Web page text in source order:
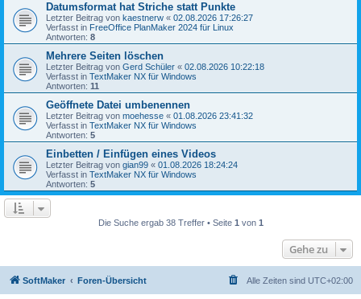
Datumsformat hat Striche statt Punkte
Letzter Beitrag von kaestnerw « 02.08.2026 17:26:27
Verfasst in FreeOffice PlanMaker 2024 für Linux
Antworten: 8
Mehrere Seiten löschen
Letzter Beitrag von Gerd Schüler « 02.08.2026 10:22:18
Verfasst in TextMaker NX für Windows
Antworten: 11
Geöffnete Datei umbenennen
Letzter Beitrag von moehesse « 01.08.2026 23:41:32
Verfasst in TextMaker NX für Windows
Antworten: 5
Einbetten / Einfügen eines Videos
Letzter Beitrag von gian99 « 01.08.2026 18:24:24
Verfasst in TextMaker NX für Windows
Antworten: 5
Die Suche ergab 38 Treffer • Seite 1 von 1
Gehe zu
SoftMaker Foren-Übersicht Alle Zeiten sind UTC+02:00